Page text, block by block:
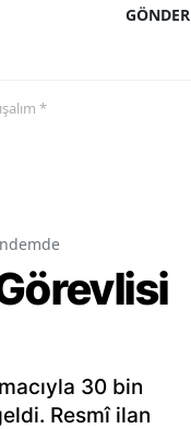
GÖNDER
*
30 bin
Resmî ilan